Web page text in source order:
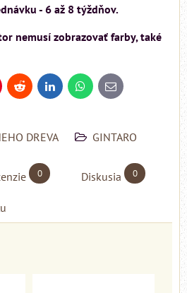
- 6 až 8 týždňov.
nemusí zobrazovať farby, také
Reddit LinkedInWhatsApp
E-
mail
DREVA GINTARO
0 Diskusia 0